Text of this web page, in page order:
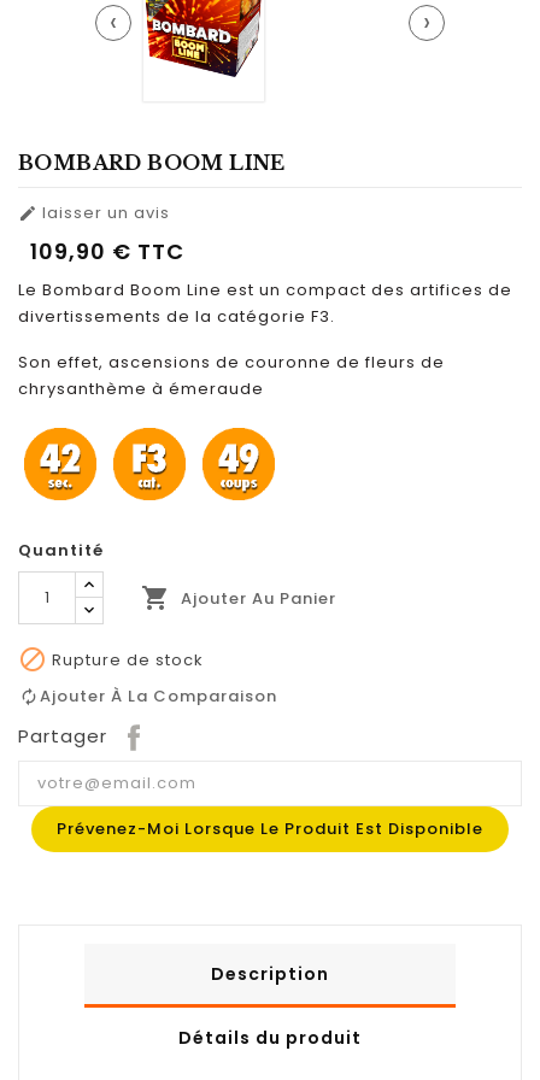
‹ ›
BOMBARD BOOM LINE
 laisser un avis
109,90 € TTC
Le Bombard Boom Line est un compact des artifices de
divertissements de la catégorie F3.
Son effet, ascensions de couronne de fleurs de
chrysanthème à émeraude
Quantité
 Ajouter Au Panier
 Rupture de stock
Ajouter À La Comparaison
Partager
Prévenez-Moi Lorsque Le Produit Est Disponible
Description
Détails du produit